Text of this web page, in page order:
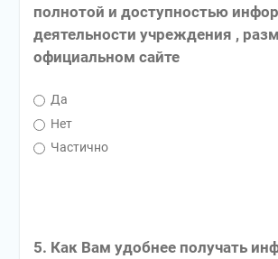
полнотой и доступностью
деятельности учреждения ,
официальном сайте
Да
Нет
Частично
5. Как Вам удобнее получать